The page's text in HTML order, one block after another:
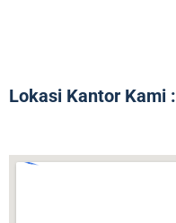
Lokasi Kantor Kami :